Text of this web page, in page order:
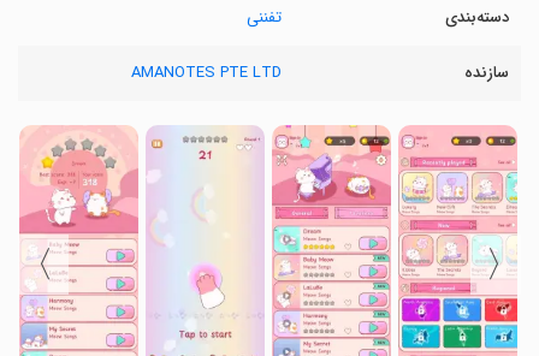
دسته‌بندی تفننی
سازنده AMANOTES PTE LTD
〈
〉